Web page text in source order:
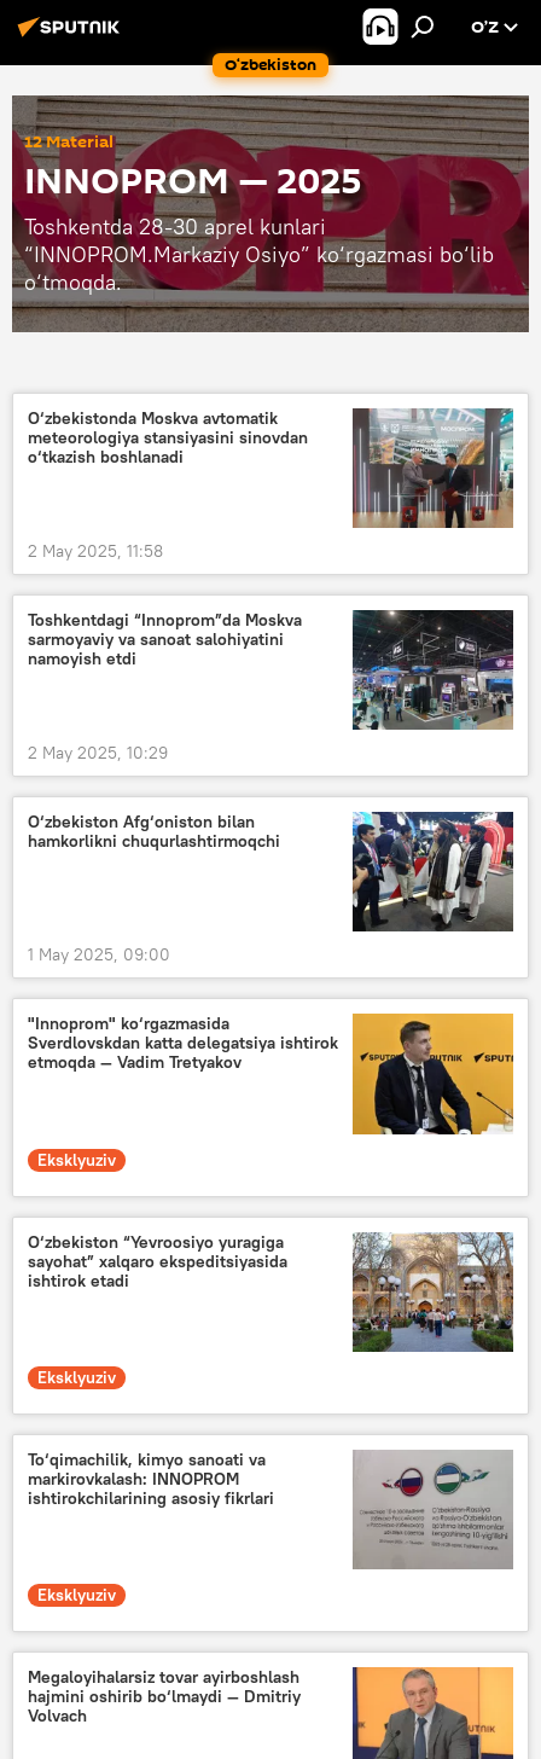
O‘zbekiston
O’Z
12 Material
INNOPROM — 2025
Toshkentda 28-30 aprel kunlari
“INNOPROM.Markaziy Osiyo” ko‘rgazmasi bo‘lib
o‘tmoqda.
O‘zbekistonda Moskva avtomatik
meteorologiya stansiyasini sinovdan
o‘tkazish boshlanadi
2 May 2025, 11:58
Toshkentdagi “Innoprom”da Moskva
sarmoyaviy va sanoat salohiyatini
namoyish etdi
2 May 2025, 10:29
O‘zbekiston Afg‘oniston bilan
hamkorlikni chuqurlashtirmoqchi
1 May 2025, 09:00
"Innoprom" ko‘rgazmasida
Sverdlovskdan katta delegatsiya ishtirok
etmoqda — Vadim Tretyakov
Eksklyuziv
O‘zbekiston “Yevroosiyo yuragiga
sayohat” xalqaro ekspeditsiyasida
ishtirok etadi
Eksklyuziv
To‘qimachilik, kimyo sanoati va
markirovkalash: INNOPROM
ishtirokchilarining asosiy fikrlari
Eksklyuziv
Megaloyihalarsiz tovar ayirboshlash
hajmini oshirib bo‘lmaydi — Dmitriy
Volvach